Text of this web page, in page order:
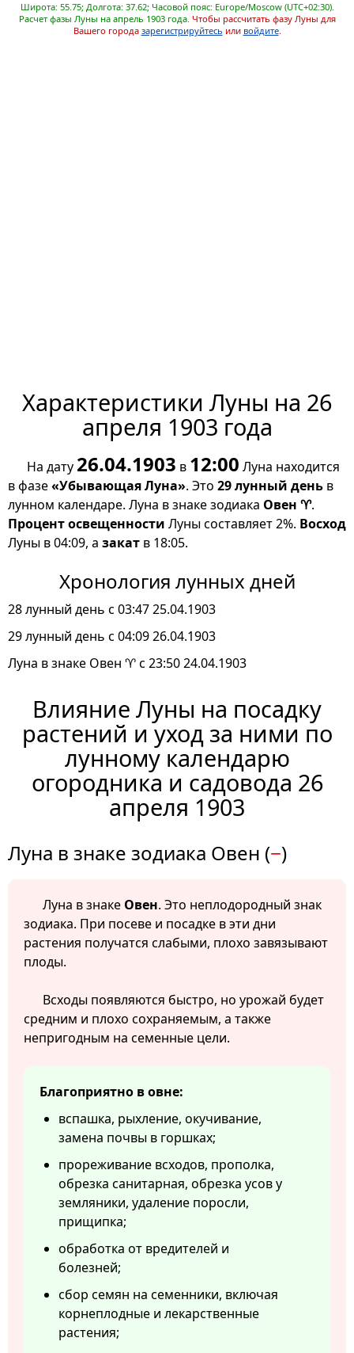
Широта: 55.75; Долгота: 37.62; Часовой пояс: Europe/Moscow (UTC+02:30).
Расчет фазы Луны на апрель 1903 года. Чтобы рассчитать фазу Луны для
Вашего города зарегистрируйтесь или войдите.
Характеристики Луны на 26
апреля 1903 года
На дату 26.04.1903 в 12:00 Луна находится
в фазе«Убывающая Луна». Это 29 лунный день в
лунном календаре. Луна в знаке зодиака Овен ♈.
Процент освещенности Луны составляет 2%. Восход
Луны в 04:09, а закат в 18:05.
Хронология лунных дней
28 лунный день с 03:47 25.04.1903
29 лунный день с 04:09 26.04.1903
Луна в знаке Овен ♈ с 23:50 24.04.1903
Влияние Луны на посадку
растений и уход за ними по
лунному календарю
огородника и садовода 26
апреля 1903
Луна в знаке зодиака Овен (−)
Луна в знаке Овен. Это неплодородный знак
зодиака. При посеве и посадке в эти дни
растения получатся слабыми, плохо завязывают
плоды.
Всходы появляются быстро, но урожай будет
средним и плохо сохраняемым, а также
непригодным на семенные цели.
Благоприятно в овне:
вспашка, рыхление, окучивание,
замена почвы в горшках;
прореживание всходов, прополка,
обрезка санитарная, обрезка усов у
земляники, удаление поросли,
прищипка;
обработка от вредителей и
болезней;
сбор семян на семенники, включая
корнеплодные и лекарственные
растения;